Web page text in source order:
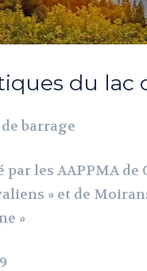
du lac
barrage
par les AAPPMA de
» et de
»